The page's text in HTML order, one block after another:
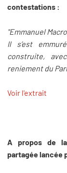
contestations :
"Emmanuel
Il s’est
construite,
reniement du
Voir l'extrait
A propos de
partagée lancée